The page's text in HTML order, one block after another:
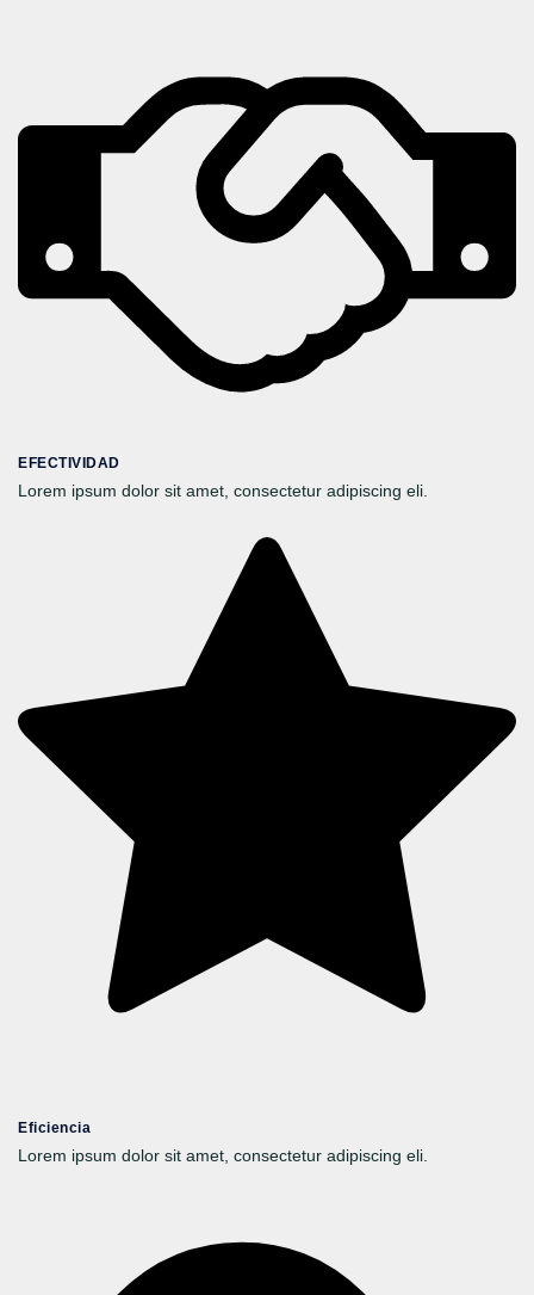
EFECTIVIDAD
Lorem ipsum dolor sit amet, consectetur adipiscing eli.
Eficiencia
Lorem ipsum dolor sit amet, consectetur adipiscing eli.